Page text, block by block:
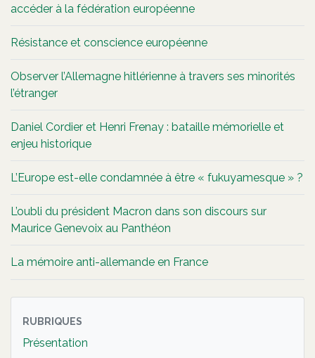
accéder à la fédération européenne
Résistance et conscience européenne
Observer l’Allemagne hitlérienne à travers ses minorités
l’étranger
Daniel Cordier et Henri Frenay : bataille mémorielle et
enjeu historique
L’Europe est-elle condamnée à être « fukuyamesque » ?
L’oubli du président Macron dans son discours sur
Maurice Genevoix au Panthéon
La mémoire anti-allemande en France
RUBRIQUES
Présentation